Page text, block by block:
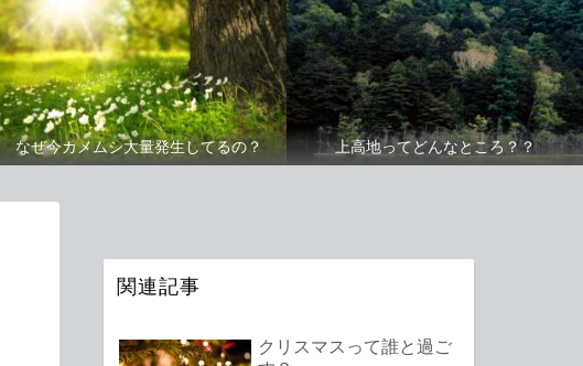
なぜ今カメムシ大量発生してるの？ 上高地ってどんなところ？？
関連記事
クリスマスって誰と過ご